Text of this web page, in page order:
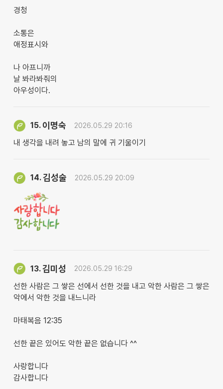
경청
소통은
애정표시와
나 아프니까
날 봐라봐줘의
아우성이다.
15. 이명숙 2026.05.29 20:16
내 생각을 내려 놓고 남의 말에 귀 기울이기
14.김성술 2026.05.29 20:09
13.김미성 2026.05.29 16:29
선한 사람은 그 쌓은 선에서 선한 것을 내고 악한 사람은 그 쌓은
악에서 악한 것을 내느니라
마태복음 12:35
선한 끝은 있어도 악한 끝은 없습니다 ^^
사랑합니다
감사합니다